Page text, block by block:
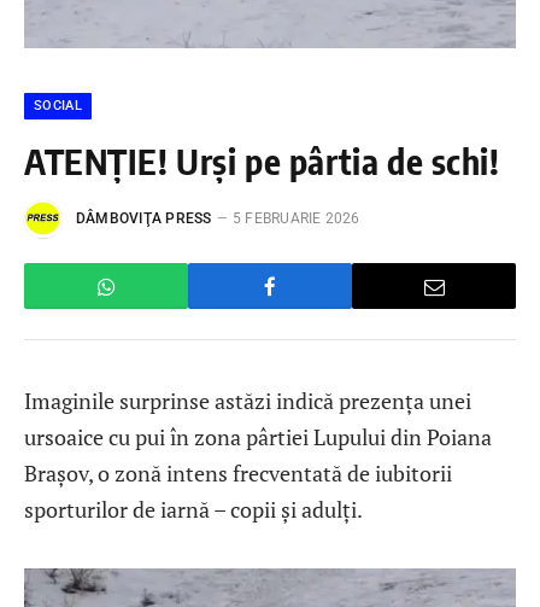
SOCIAL
ATENȚIE! Urși pe pârtia de schi!
DÂMBOVIŢA PRESS 5 FEBRUARIE 2026
Imaginile surprinse astăzi indică prezența unei
ursoaice cu pui în zona pârtiei Lupului din Poiana
Brașov, o zonă intens frecventată de iubitorii
sporturilor de iarnă – copii și adulți.